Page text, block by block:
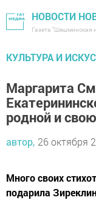
НОВОСТИ
Газета "Шешминская
КУЛЬТУРА И
Маргарита
родной и
автор, 26 октября
Много своих
подарила